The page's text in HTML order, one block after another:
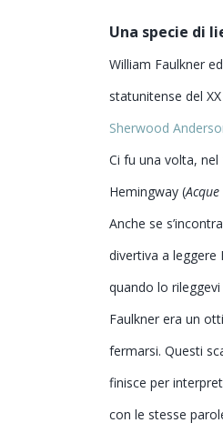
Una specie di
William Faulkner
statunitense del
Sherwood
Ci fu una volta,
Hemingway (
Anche se
divertiva a leggere
quando lo
Faulkner era un
fermarsi. Questi
finisce per
con le stesse